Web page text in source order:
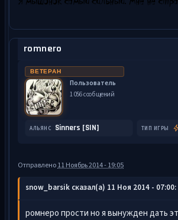
romnero
ВЕТЕРАН
Пользователь
1 056 сообщений
АЛЬЯНС Sinners [SIN] ТИП ИГРЫ
Отправлено11 Ноябрь 2014 - 19:05
snow_barsik сказал(а) 11 Ноя 2014 - 07:00:
ромнеро прости но я вынужден дать